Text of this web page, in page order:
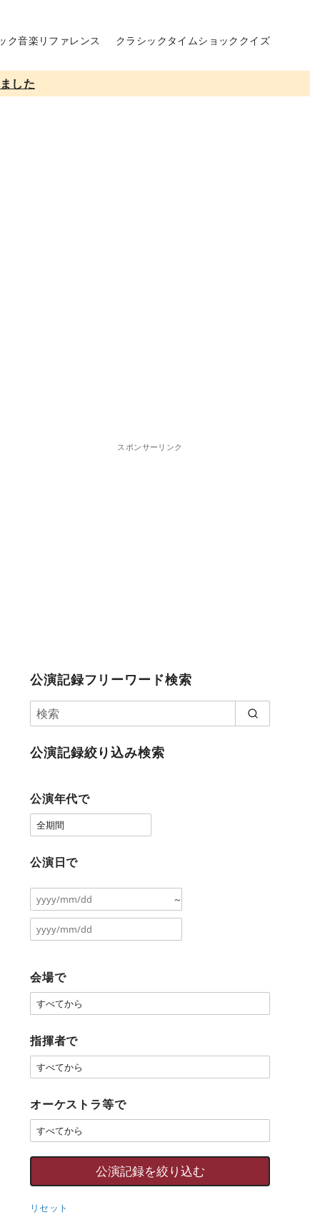
ク音楽リファレンス クラシックタイムショッククイズ
した
スポンサーリンク
公演記録フリーワード検索
公演記録絞り込み検索
公演年代で
公演日で
～
会場で
指揮者で
オーケストラ等で
リセット